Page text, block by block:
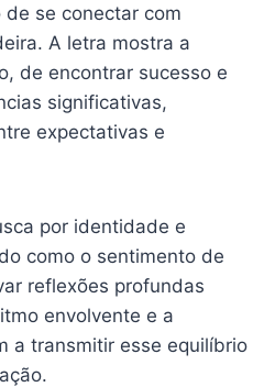
se conectar com
A letra mostra a
de encontrar sucesso e
significativas,
expectativas e
por identidade e
como o sentimento de
reflexões profundas
envolvente e a
a transmitir esse equilíbrio